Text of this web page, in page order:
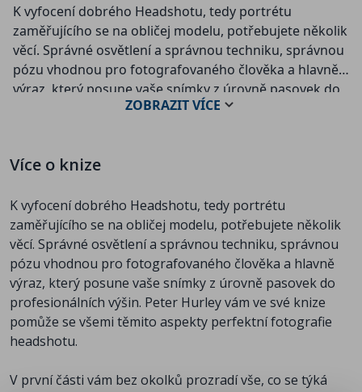
K vyfocení dobrého Headshotu, tedy portrétu
zaměřujícího se na obličej modelu, potřebujete několik
věcí. Správné osvětlení a správnou techniku, správnou
pózu vhodnou pro fotografovaného člověka a hlavně
výraz, který posune vaše snímky z úrovně pasovek do
profesionálních výšin. Peter Hurley vám ve své knize
techniky. Přesné rozestavení světel, přesné ohniskové
vzdálenosti i expoziční nastavení fotoaparátu. Peter
nemusí nic skrývat. Za svou kariéru nafotil více než 10
000 portrétních snímků a ví, že technická část je jen
první krůček k dobrému snímku.
V další části se zaměřuje na to, jak fotit různé typy lidí.
Víte, jak nasvítit a postavit někoho s křivým nosem tak,
člověka, který má každé oko jinak velké tak, aby ve
ZOBRAZITVÍCE
Více o knize
K vyfocení dobrého Headshotu, tedy portrétu
zaměřujícího se na obličej modelu, potřebujete několik
věcí. Správné osvětlení a správnou techniku, správnou
pózu vhodnou pro fotografovaného člověka a hlavně
výraz, který posune vaše snímky z úrovně pasovek do
profesionálních výšin. Peter Hurley vám ve své knize
pomůže se všemi těmito aspekty perfektní fotografie
headshotu.
V první části vám bez okolků prozradí vše, co se týká